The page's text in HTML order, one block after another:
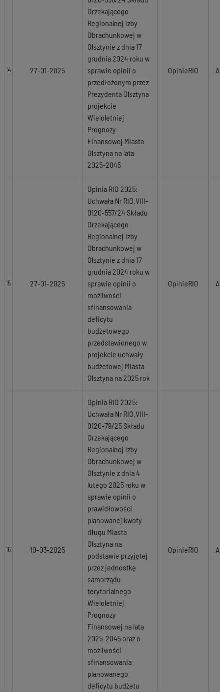
14 27-01-2025
Orzekającego
Regionalnej Izby
Obrachunkowej w
Olsztynie z dnia 17
grudnia 2024 roku w
sprawie opinii o
przedłożonym przez
Prezydenta Olsztyna
projekcie
Wieloletniej
Prognozy
Finansowej Miasta
Olsztyna na lata
2025-2045
OpinieRIO
15 27-01-2025
Opinia RIO 2025:
Uchwała Nr RIO.VIII-
0120-557/24 Składu
Orzekającego
Regionalnej Izby
Obrachunkowej w
Olsztynie z dnia 17
grudnia 2024 roku w
sprawie opinii o
możliwości
sfinansowania
deficytu
budżetowego
przedstawionego w
projekcie uchwały
budżetowej Miasta
Olsztyna na 2025 rok
OpinieRIO
16 10-03-2025
Opinia RIO 2025:
Uchwała Nr RIO.VIII-
0120-79/25 Składu
Orzekającego
Regionalnej Izby
Obrachunkowej w
Olsztynie z dnia 4
lutego 2025 roku w
sprawie opinii o
prawidłowości
planowanej kwoty
długu Miasta
Olsztyna na
podstawie przyjętej
przez jednostkę
samorządu
terytorialnego
Wieloletniej
Prognozy
Finansowej na lata
2025-2045 oraz o
możliwości
sfinansowania
planowanego
deficytu budżetu
OpinieRIO